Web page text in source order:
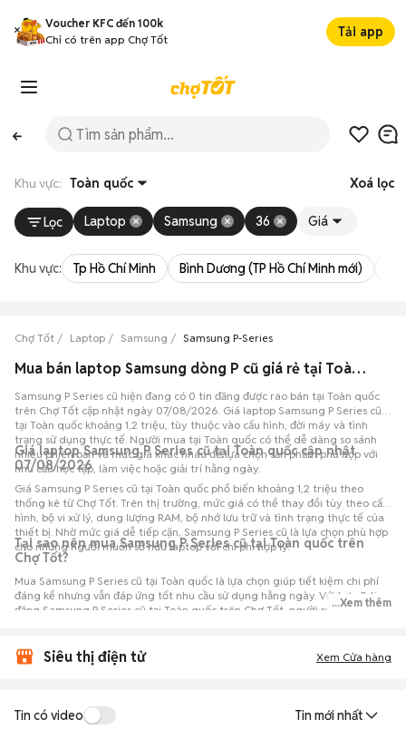
Voucher KFC đến 100k
Chỉ có trên app Chợ Tốt
Tải app
Khu vực: Toàn quốc Xoá lọc
Lọc Laptop Samsung 36 Giá
Khu vực: Tp Hồ Chí Minh Bình Dương (TP Hồ Chí Minh mới)
Chợ Tốt Laptop Samsung Samsung P-Series
Mua bán laptop Samsung dòng P cũ giá rẻ tại Toàn quốc
Samsung P Series cũ hiện đang có 0 tin đăng được rao bán tại Toàn quốc
trên Chợ Tốt cập nhật ngày 07/08/2026. Giá laptop Samsung P Series cũ
tại Toàn quốc khoảng 1,2 triệu, tùy thuộc vào cấu hình, đời máy và tình
trạng sử dụng thực tế. Người mua tại Toàn quốc có thể dễ dàng so sánh
nhiều phiên bản và mức giá khác nhau để lựa chọn sản phẩm phù hợp với
nhu cầu học tập, làm việc hoặc giải trí hằng ngày.
Giá laptop Samsung P Series cũ tại Toàn quốc cập nhật
07/08/2026
Giá Samsung P Series cũ tại Toàn quốc phổ biến khoảng 1,2 triệu theo
thống kê từ Chợ Tốt. Trên thị trường, mức giá có thể thay đổi tùy theo cấu
hình, bộ vi xử lý, dung lượng RAM, bộ nhớ lưu trữ và tình trạng thực tế của
thiết bị. Nhờ mức giá dễ tiếp cận, Samsung P Series cũ là lựa chọn phù hợp
cho những người muốn sở hữu laptop với chi phí hợp lý.
Tại sao nên mua Samsung P Series cũ tại Toàn quốc trên
Chợ Tốt?
Mua Samsung P Series cũ tại Toàn quốc là lựa chọn giúp tiết kiệm chi phí
đáng kể nhưng vẫn đáp ứng tốt nhu cầu sử dụng hằng ngày. Với hơn 0 tin
đăng Samsung P Series cũ tại Toàn quốc trên Chợ Tốt, người mua có thể
...Xem thêm
Siêu thị điện tử Xem Cửa hàng
Tin có video Tin mới nhất